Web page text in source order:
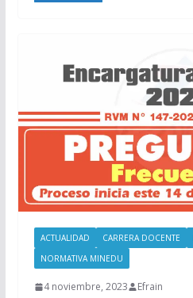
ACTUALIDAD CARRERA DOCENTE
NORMATIVA MINEDU
4 noviembre, 2023 Efrain